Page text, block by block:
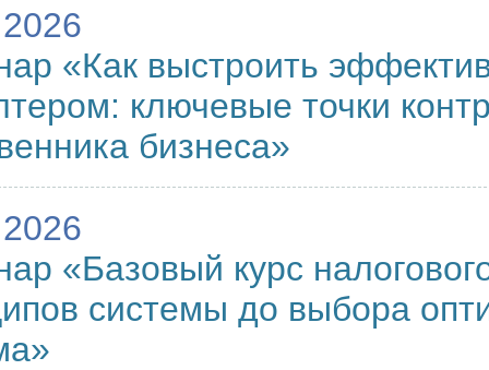
«Как выстроить
ключевые точки
бизнеса»
«Базовый курс
системы до выбора